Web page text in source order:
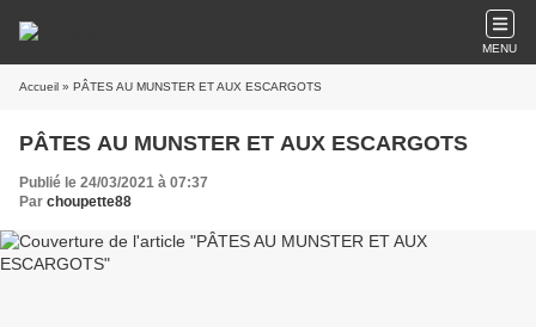
MENU
Accueil » PÂTES AU MUNSTER ET AUX ESCARGOTS
PÂTES AU MUNSTER ET AUX ESCARGOTS
Publié le 24/03/2021 à 07:37
Par choupette88